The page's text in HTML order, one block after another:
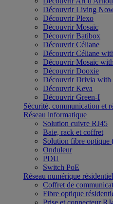
Découvrir Living
Découvrir Plexo
Découvrir Mosaic
Découvrir Batibox
Découvrir Céliane
Découvrir Céliane
Découvrir Mosaic
Découvrir Dooxie
Découvrir Drivia with
Découvrir Keva
Découvrir Green-I
Sécurité, communication et
Réseau informatique
Solution cuivre RJ45
Baie, rack et coffret
Solution fibre optique
Onduleur
PDU
Switch PoE
Réseau numérique résidentiel
Coffret de
Fibre optique
Prise et connecteur